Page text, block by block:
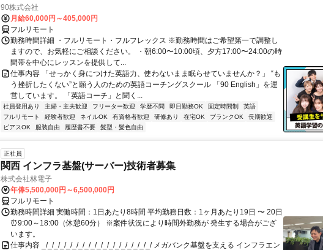
90株式会社
月給60,000円～405,000円
フルリモート
勤務時間詳細 ・フルリモート・フルフレックス ※勤務時間はご希望第一で調整し
ますので、お気軽にご相談ください。 ・朝6:00〜10:00頃、夕方17:00〜24:00の時
間帯を中心にレッスンを提供して...
仕事内容 「せっかく身につけた英語力、使わないまま眠らせていませんか？」 “も
う挫折したくない”と願う人のための英語コーチングスクール 「90 English」を運
営しています。 「英語コーチ」と聞く...
社員登用あり 主婦・主夫歓迎 フリーター歓迎 学歴不問 即日勤務OK 固定時間制
英語
フルリモート
経験者歓迎 ネイルOK 有資格者歓迎 研修あり 在宅OK ブランクOK
長期歓迎
ピアスOK
服装自由 履歴書不要 髪型・髪色自由
正社員
関西 インフラ基盤(サーバー)技術者募集
株式会社林電子
年俸5,500,000円～6,500,000円
フルリモート
勤務時間詳細 実働時間：1日あたり8時間 平均勤務日数：1ヶ月あたり19日 〜 20日
⏰9:00～18:00（休憩60分） ※案件状況により時間外勤務が 発生する場合がござ
います。
仕事内容 _/_/_/_/_/_/_/_/_/_/_/_/_/_/_/_/_/_/ メガバンク基盤を支える インフラエン